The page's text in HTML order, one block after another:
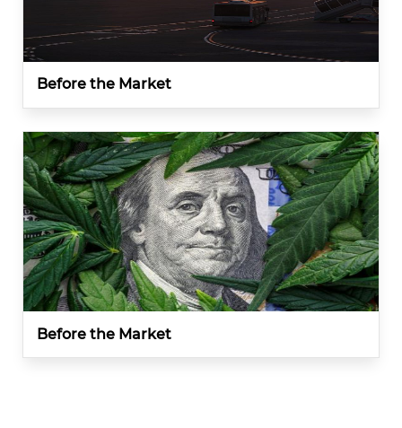
Before the Market
Before the Market